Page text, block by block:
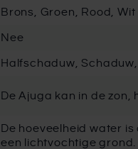
Brons, Groen, Rood, Wit
Nee
Halfschaduw,
De Ajuga kan in de
De hoeveelheid water
een lichtvochtige grond.